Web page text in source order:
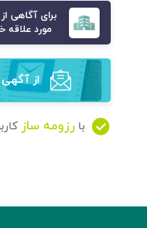
برای آگاهی
مورد علاقه
از
با رزومه ساز